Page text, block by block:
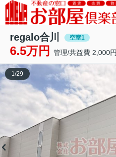
regalo合川 空室1
6.5万円 管理/共益費 2,000円
1/29